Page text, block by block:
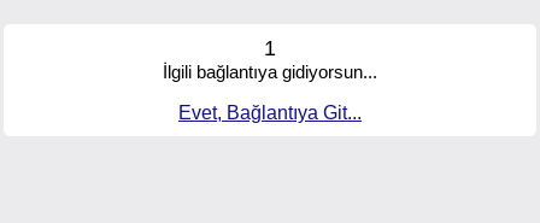
1
İlgili bağlantıya gidiyorsun...
Evet, Bağlantıya Git...